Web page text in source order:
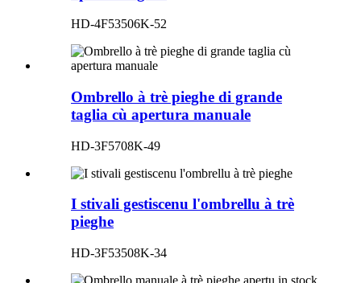
HD-4F53506K-52
Ombrello à trè pieghe di grande
taglia cù apertura manuale
HD-3F5708K-49
I stivali gestiscenu l'ombrellu à trè
pieghe
HD-3F53508K-34